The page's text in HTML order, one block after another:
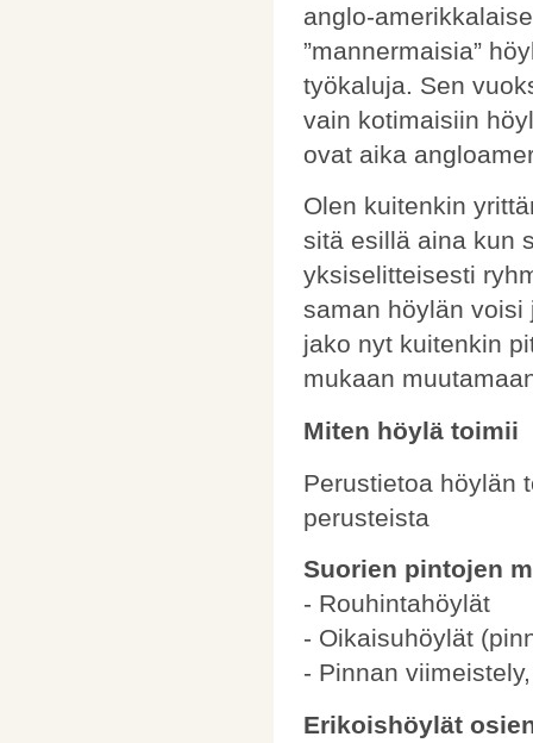
anglo-
”mannermaisia”
työkaluja. Sen
vain kotimaisiin
ovat aika
Olen kuitenkin
sitä esillä aina kun
yksiselitteisesti
saman höylän voisi
jako nyt kuitenkin
mukaan
Miten höylä toimii
Perustietoa höylän
perusteista
Suorien pintojen
- Rouhintahöylät
- Oikaisuhöylät
- Pinnan
Erikoishöylät